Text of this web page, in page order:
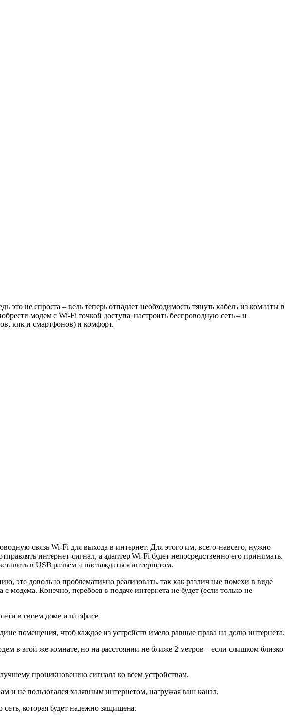
не спроста – ведь теперь отпадает необходимость тянуть кабель из комнаты в
модем с Wi-Fi точкой доступа, настроить беспроводную сеть – и
кпк и смартфонов) и комфорт.
связь Wi-Fi для выхода в интернет. Для этого им, всего-навсего, нужно
интернет-сигнал, а адаптер Wi-Fi будет непосредственно его принимать.
в USB разъем и наслаждаться интернетом.
это довольно проблематично реализовать, так как различные помехи в виде
модема. Конечно, перебоев в подаче интернета не будет (если только не
в своем доме или офисе.
помещения, чтоб каждое из устройств имело равные права на долю интернета.
в этой же комнате, но на расстоянии не ближе 2 метров – если слишком близко
проникновению сигнала ко всем устройствам.
и не пользовался халявным интернетом, нагружая ваш канал.
которая будет надежно защищена.